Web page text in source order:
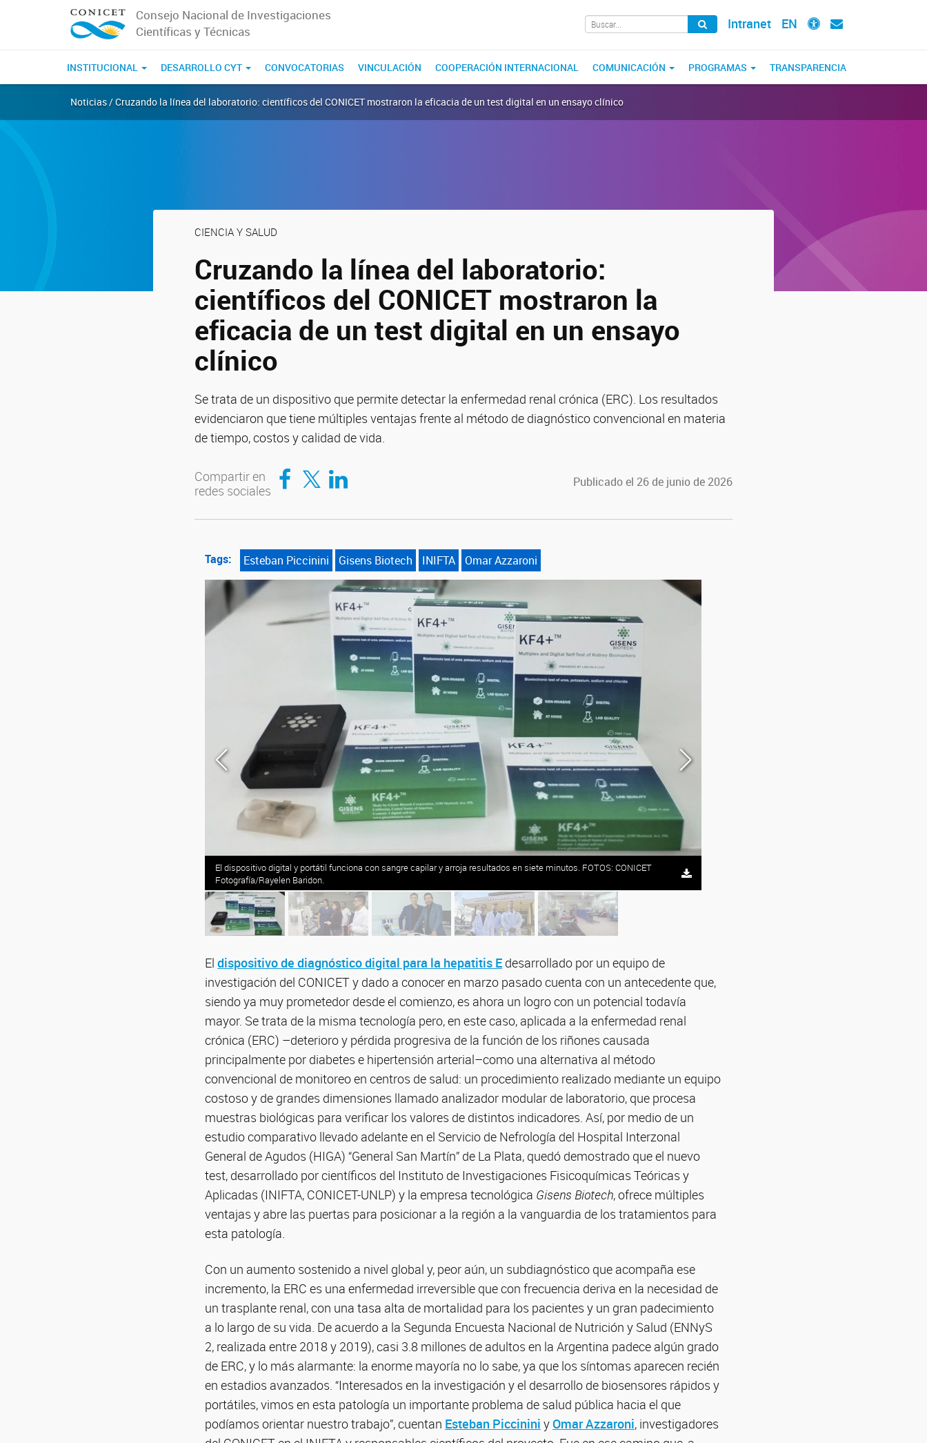
Consejo Nacional de Investigaciones
Científicas y Técnicas
Intranet EN
INSTITUCIONAL DESARROLLO CYT CONVOCATORIAS VINCULACIÓN COOPERACIÓN INTERNACIONAL COMUNICACIÓN PROGRAMAS TRANSPARENCIA
Noticias / Cruzando la línea del laboratorio: científicos del CONICET mostraron la eficacia de un test digital en un ensayo clínico
CIENCIA Y SALUD
Cruzando la línea del laboratorio:
científicos del CONICET mostraron la
eficacia de un test digital en un ensayo
clínico
Se trata de un dispositivo que permite detectar la enfermedad renal crónica (ERC). Los resultados
evidenciaron que tiene múltiples ventajas frente al método de diagnóstico convencional en materia
de tiempo, costos y calidad de vida.
Compartir en
redes sociales
Compartir en Facebook
Compartir en TwitterCompartir en LinkedIn Publicado el 26 de junio de 2026
Tags: Esteban Piccinini Gisens Biotech INIFTA Omar Azzaroni
El dispositivo digital y portátil funciona con sangre capilar y arroja resultados en siete minutos. FOTOS: CONICET
Fotografía/Rayelen Baridon.
El dispositivo de diagnóstico digital para la hepatitis E desarrollado por un equipo de
investigación del CONICET y dado a conocer en marzo pasado cuenta con un antecedente que,
siendo ya muy prometedor desde el comienzo, es ahora un logro con un potencial todavía
mayor. Se trata de la misma tecnología pero, en este caso, aplicada a la enfermedad renal
crónica (ERC) –deterioro y pérdida progresiva de la función de los riñones causada
principalmente por diabetes e hipertensión arterial–como una alternativa al método
convencional de monitoreo en centros de salud: un procedimiento realizado mediante un equipo
costoso y de grandes dimensiones llamado analizador modular de laboratorio, que procesa
muestras biológicas para verificar los valores de distintos indicadores. Así, por medio de un
estudio comparativo llevado adelante en el Servicio de Nefrología del Hospital Interzonal
General de Agudos (HIGA) “General San Martín” de La Plata, quedó demostrado que el nuevo
test, desarrollado por científicos del Instituto de Investigaciones Fisicoquímicas Teóricas y
Aplicadas (INIFTA, CONICET-UNLP) y la empresa tecnológica Gisens Biotech, ofrece múltiples
ventajas y abre las puertas para posicionar a la región a la vanguardia de los tratamientos para
esta patología.
Con un aumento sostenido a nivel global y, peor aún, un subdiagnóstico que acompaña ese
incremento, la ERC es una enfermedad irreversible que con frecuencia deriva en la necesidad de
un trasplante renal, con una tasa alta de mortalidad para los pacientes y un gran padecimiento
a lo largo de su vida. De acuerdo a la Segunda Encuesta Nacional de Nutrición y Salud (ENNyS
2, realizada entre 2018 y 2019), casi 3.8 millones de adultos en la Argentina padece algún grado
de ERC, y lo más alarmante: la enorme mayoría no lo sabe, ya que los síntomas aparecen recién
en estadios avanzados. “Interesados en la investigación y el desarrollo de biosensores rápidos y
portátiles, vimos en esta patología un importante problema de salud pública hacia el que
podíamos orientar nuestro trabajo”, cuentan Esteban Piccinini yOmar Azzaroni, investigadores